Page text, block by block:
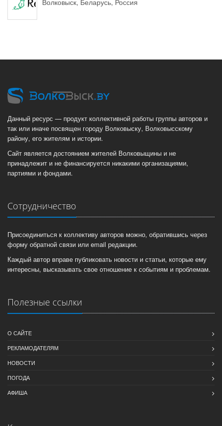
Данный ресурс — продукт коллективной работы группы авторов и
так или иначе посвящен городу Волковыску, Волковысскому
району, его жителям и истории.
Сайт является достоянием жителей Волковыщины и не
принадлежит и не финансируется никакими организациями,
партиями и фондами.
Сотрудничество
Присоединиться к коллективу авторов можно, обратившись через
форму обратной связи или email редакции.
Каждый автор вправе публиковать новости и статьи, которые ему
интересны, высказывать свое отношение к событиям и проблемам.
Полезные ссылки
О САЙТЕ
РЕКЛАМОДАТЕЛЯМ
НОВОСТИ
ПОГОДА
АФИША